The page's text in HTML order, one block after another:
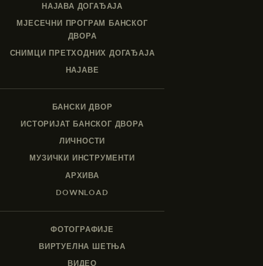
НАЈАВА ДОГАЂАЈА
МЈЕСЕЧНИ ПРОГРАМ БАНСКОГ
ДВОРА
СНИМЦИ ПРЕТХОДНИХ ДОГАЂАЈА
НАЈАВЕ
БАНСКИ ДВОР
ИСТОРИЈАТ БАНСКОГ ДВОРА
ЛИЧНОСТИ
МУЗИЧКИ ИНСТРУМЕНТИ
АРХИВА
DOWNLOAD
ФОТОГРАФИЈЕ
ВИРТУЕЛНА ШЕТЊА
ВИДЕО